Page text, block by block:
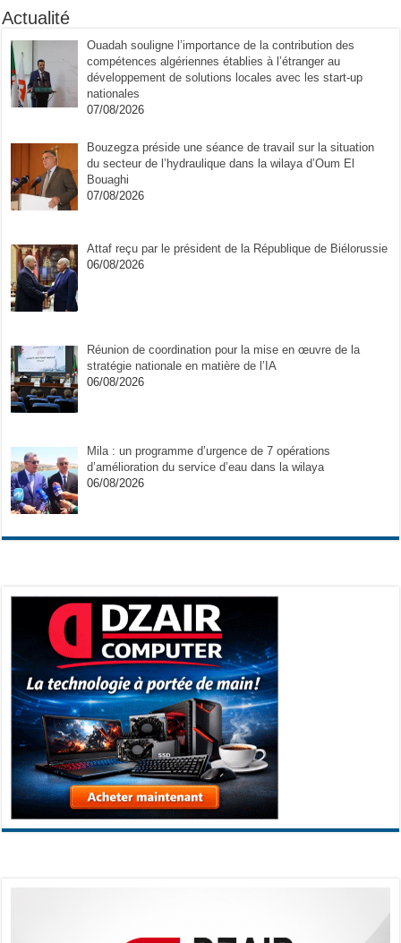
Actualité
Ouadah souligne l’importance de la contribution des
compétences algériennes établies à l’étranger au
développement de solutions locales avec les start-up
nationales
07/08/2026
Bouzegza préside une séance de travail sur la situation
du secteur de l’hydraulique dans la wilaya d’Oum El
Bouaghi
07/08/2026
Attaf reçu par le président de la République de Biélorussie
06/08/2026
Réunion de coordination pour la mise en œuvre de la
stratégie nationale en matière de l’IA
06/08/2026
Mila : un programme d’urgence de 7 opérations
d’amélioration du service d’eau dans la wilaya
06/08/2026